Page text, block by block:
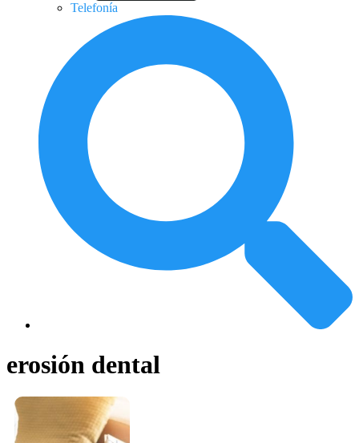
Telefonía
erosión dental